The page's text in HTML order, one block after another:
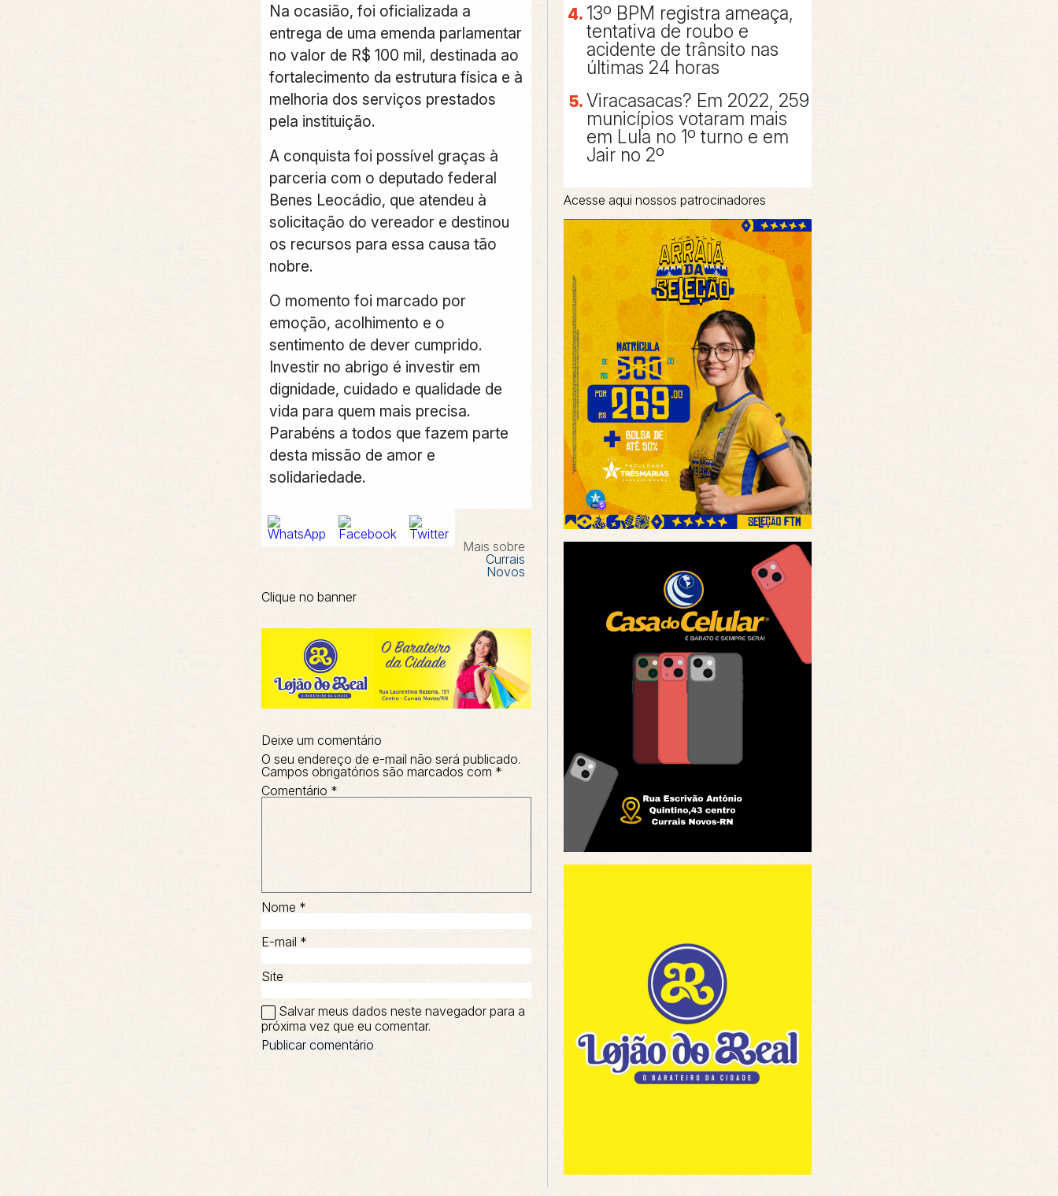
Na ocasião, foi oficializada a
entrega de uma emenda parlamentar
no valor de R$ 100 mil, destinada ao
fortalecimento da estrutura física e à
melhoria dos serviços prestados
pela instituição.
A conquista foi possível graças à
parceria com o deputado federal
Benes Leocádio, que atendeu à
solicitação do vereador e destinou
os recursos para essa causa tão
nobre.
O momento foi marcado por
emoção, acolhimento e o
sentimento de dever cumprido.
Investir no abrigo é investir em
dignidade, cuidado e qualidade de
vida para quem mais precisa.
Parabéns a todos que fazem parte
desta missão de amor e
solidariedade.
Mais sobre
Currais
Novos
Clique no banner
Deixe um comentário
O seu endereço de e-mail não será publicado.
Campos obrigatórios são marcados com *
Comentário *
Nome *
E-mail *
Site
Salvar meus dados neste navegador para a
próxima vez que eu comentar.
13º BPM registra ameaça,
tentativa de roubo e
acidente de trânsito nas
últimas 24 horas
Viracasacas? Em 2022, 259
municípios votaram mais
em Lula no 1º turno e em
Jair no 2º
Acesse aqui nossos patrocinadores